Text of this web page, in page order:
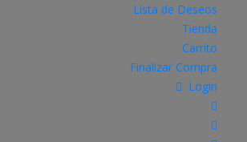
Lista de Deseos
Tienda
Carrito
Finalizar Compra
Login